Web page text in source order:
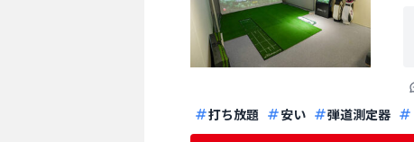
打ち放題
安い 弾道測定器